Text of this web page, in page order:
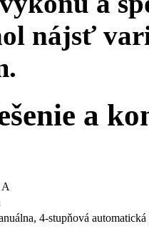
nájsť
a
4-stupňová automatická